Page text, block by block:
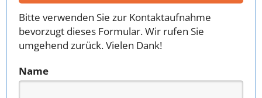
Bitte verwenden Sie zur Kontaktaufnahme
bevorzugt dieses Formular. Wir rufen Sie
umgehend zurück. Vielen Dank!
Name